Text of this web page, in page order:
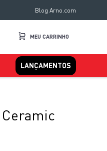
Blog Arno.com
LANÇAMENTOS